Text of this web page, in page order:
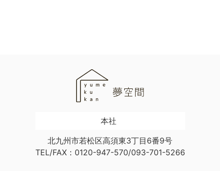
本社
北九州市若松区高須東3丁目6番9号
TEL/FAX：0120-947-570/093-701-5266